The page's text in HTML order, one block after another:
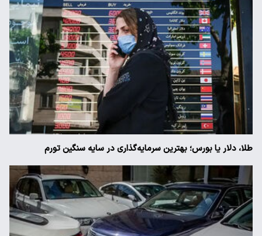
طلا، دلار یا بورس؛ بهترین سرمایه‌گذاری در سایه سنگین تورم